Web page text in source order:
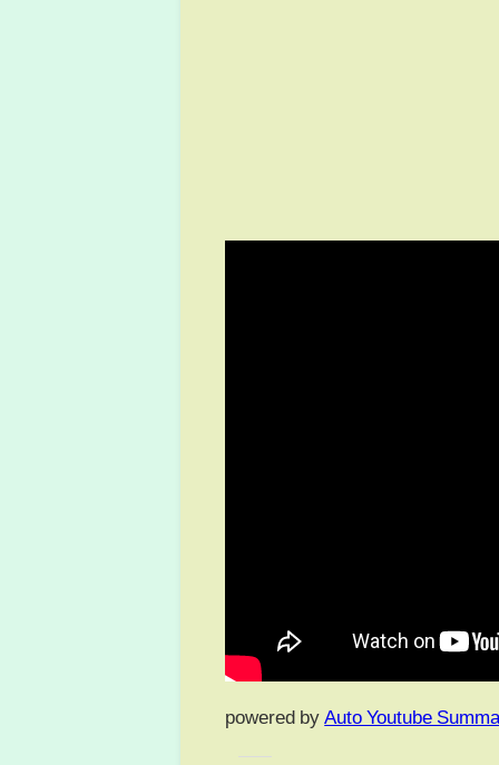
powered by Auto Youtube